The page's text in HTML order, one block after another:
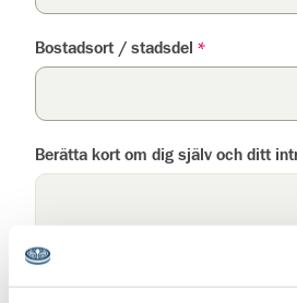
Bostadsort / stadsdel *
Berätta kort om dig själv och ditt